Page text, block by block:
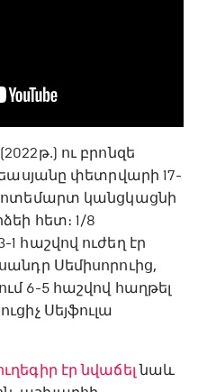
ու բրոնզե
փետրվարի 17-
կանցկացնի
հետ։ 1/8
հաշվով ուժեղ էր
Սեմիսորուից,
6-5 հաշվով հաղթել
Սեյֆուլա
էր նվաճել նաև